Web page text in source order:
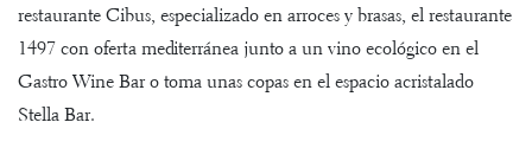
restaurante Cibus, especializado en arroces y brasas, el restaurante
1497 con oferta mediterránea junto a un vino ecológico en el
Gastro Wine Bar o toma unas copas en el espacio acristalado
Stella Bar.